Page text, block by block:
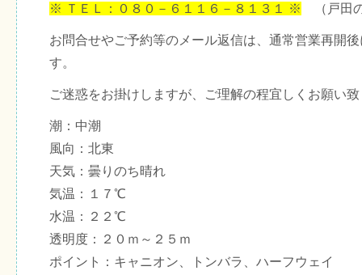
※ ＴＥＬ：０８０－６１１６－８１３１ ※ （戸田
お問合せやご予約等のメール返信は、通常営業再開
す。
ご迷惑をお掛けしますが、ご理解の程宜しくお願い
潮：中潮
風向：北東
天気：曇りのち晴れ
気温：１７℃
水温：２２℃
透明度：２０ｍ～２５ｍ
ポイント：キャニオン、トンバラ、ハーフウェイ